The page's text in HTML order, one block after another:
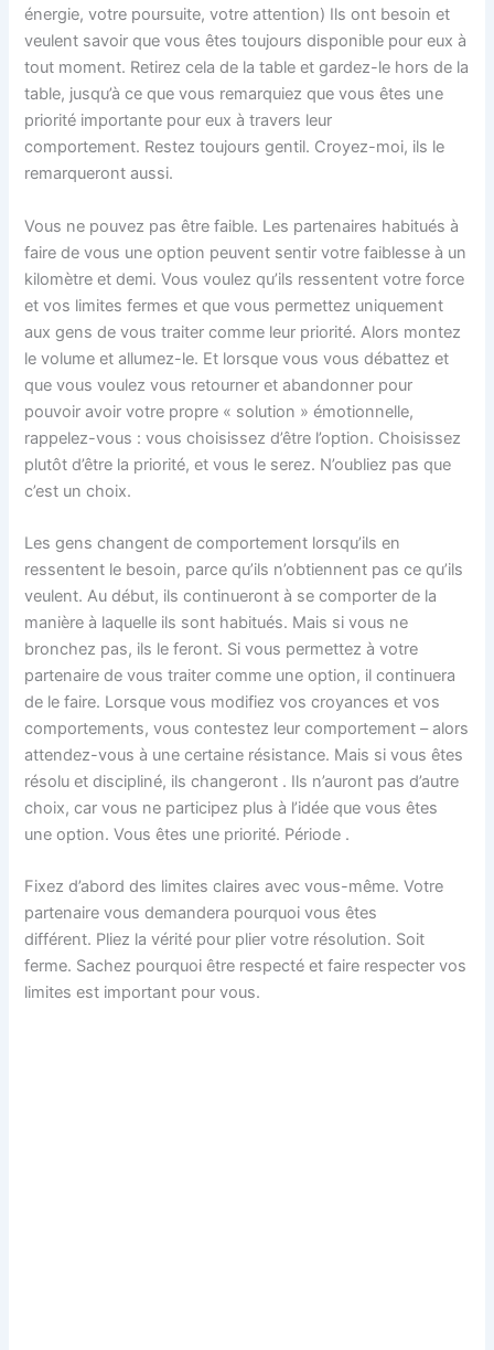
énergie, votre poursuite, votre attention) Ils ont besoin et
veulent savoir que vous êtes toujours disponible pour eux à
tout moment. Retirez cela de la table et gardez-le hors de la
table, jusqu’à ce que vous remarquiez que vous êtes une
priorité importante pour eux à travers leur
comportement. Restez toujours gentil. Croyez-moi, ils le
remarqueront aussi.
Vous ne pouvez pas être faible. Les partenaires habitués à
faire de vous une option peuvent sentir votre faiblesse à un
kilomètre et demi. Vous voulez qu’ils ressentent votre force
et vos limites fermes et que vous permettez uniquement
aux gens de vous traiter comme leur priorité. Alors montez
le volume et allumez-le. Et lorsque vous vous débattez et
que vous voulez vous retourner et abandonner pour
pouvoir avoir votre propre « solution » émotionnelle,
rappelez-vous : vous choisissez d’être l’option. Choisissez
plutôt d’être la priorité, et vous le serez. N’oubliez pas que
c’est un choix.
Les gens changent de comportement lorsqu’ils en
ressentent le besoin, parce qu’ils n’obtiennent pas ce qu’ils
veulent. Au début, ils continueront à se comporter de la
manière à laquelle ils sont habitués. Mais si vous ne
bronchez pas, ils le feront. Si vous permettez à votre
partenaire de vous traiter comme une option, il continuera
de le faire. Lorsque vous modifiez vos croyances et vos
comportements, vous contestez leur comportement – ​​alors
attendez-vous à une certaine résistance. Mais si vous êtes
résolu et discipliné, ils changeront . Ils n’auront pas d’autre
choix, car vous ne participez plus à l’idée que vous êtes
une option. Vous êtes une priorité. Période .
Fixez d’abord des limites claires avec vous-même. Votre
partenaire vous demandera pourquoi vous êtes
différent. Pliez la vérité pour plier votre résolution. Soit
ferme. Sachez pourquoi être respecté et faire respecter vos
limites est important pour vous.